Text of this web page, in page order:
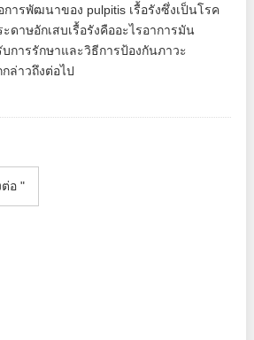
ารพัฒนาของ pulpitis เรื้อรังซึ่งเป็นโรค
ดาษอักเสบเรื้อรังคืออะไรอาการมัน
การรักษาและวิธีการป้องกันภาวะ
ล่าวถึงต่อไป
ต่อ "